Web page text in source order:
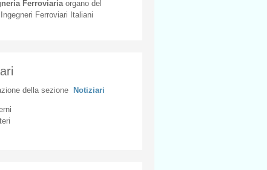
Ferroviaria organodel
Ingegneri Ferroviari Italiani
della sezione Notiziari